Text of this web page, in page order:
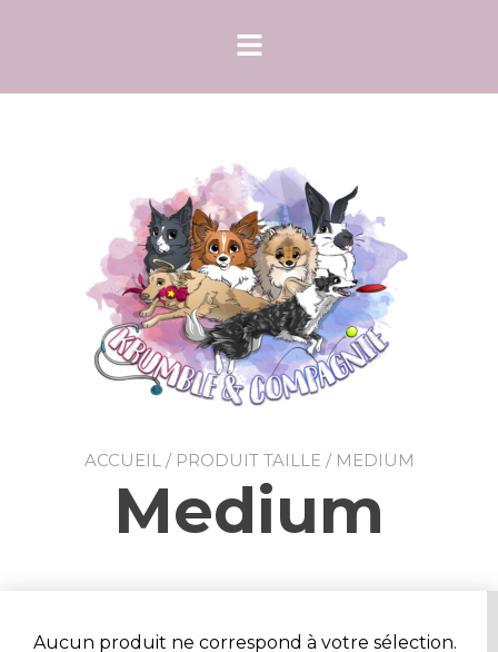
ACCUEIL/ PRODUIT TAILLE / MEDIUM
Medium
Aucun produit ne correspond à votre sélection.